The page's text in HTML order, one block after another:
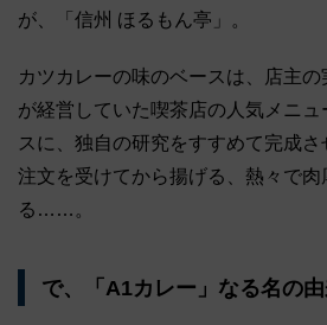
が、「信州 ほるもん亭」。
カツカレーの味のベースは、店主
が経営していた喫茶店の人気メニ
スに、独自の研究をすすめて完成さ
注文を受けてから揚げる、熱々で
る……。
で、「A1カレー」なる名の